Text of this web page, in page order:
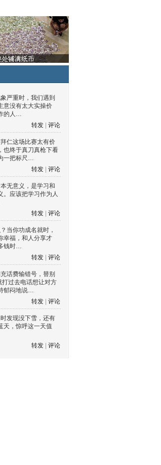
严重时，我们遇到
意没有太大实操价
的人…
转发
评论
仁这场比赛太有价
也终于真刀真枪下看
一把标尺…
转发
评论
无意义，是学习和
。应该把学习作为人
转发
评论
当你功成名就时，
幸福，和人分享才
钱时…
转发
评论
话费输错号，替别
打过去电话想让对方
郁闷地说…
转发
评论
发现没下雪，还有
天，惊呼这一天值
转发
评论